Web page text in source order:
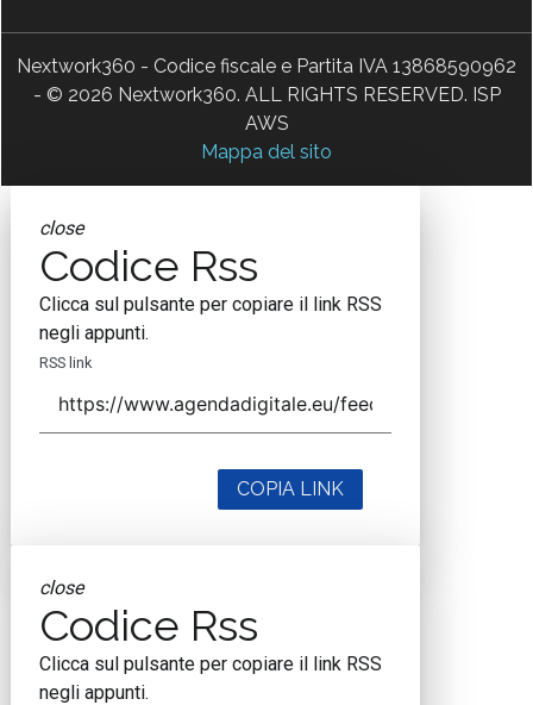
Nextwork360 - Codice fiscale e Partita IVA 13868590962
- © 2026 Nextwork360. ALL RIGHTS RESERVED. ISP
AWS
Mappa del sito
close
Codice Rss
Clicca sul pulsante per copiare il link RSS
negli appunti.
RSS link
COPIA LINK
close
Codice Rss
Clicca sul pulsante per copiare il link RSS
negli appunti.